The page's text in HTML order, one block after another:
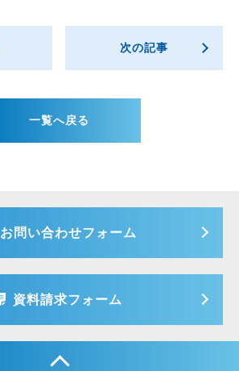
一覧へ戻る
次の記事
お問い合わせフォーム
資料請求フォーム